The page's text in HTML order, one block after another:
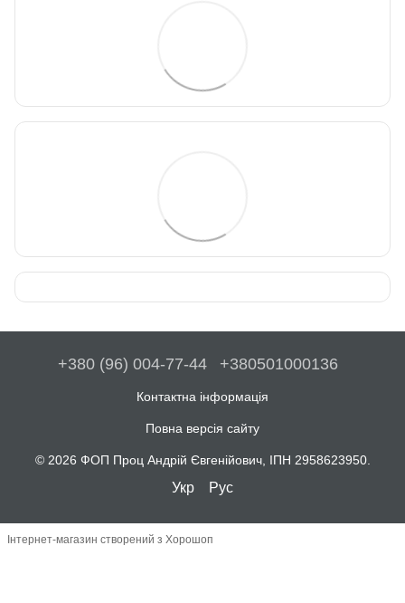
+380 (96) 004-77-44 +380501000136
Контактна інформація
Повна версія сайту
© 2026 ФОП Проц Андрій Євгенійович, ІПН 2958623950.
Укр Рус
Інтернет-магазин створений з Хорошоп